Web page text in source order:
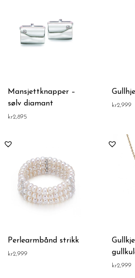
Mansjettknapper –
sølv diamant
kr2,895
kr2,999
Perlearmbånd strikk
kr2,999
kr2,999